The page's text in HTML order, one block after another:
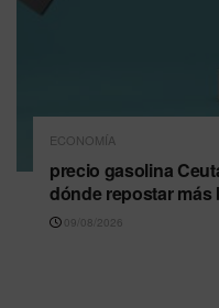
ECONOMÍA
precio gasolina
dónde repostar más
09/08/2026